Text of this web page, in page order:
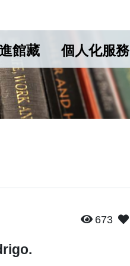
館藏 個人化服務
673